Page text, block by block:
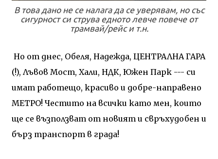
В това дано не се налага да се уверявам, но със
сигурност си струва едното левче повече от
трамвай/рейс и т.н.
Но от днес, Обеля, Надежда, ЦЕНТРАЛНА ГАРА
(!), Лъвов Мост, Хали, НДК, Южен Парк --- си
имат работещо, красиво и добре-направено
МЕТРО! Честито на всички като мен, които
ще се възползват от новият и свръхудобен и
бърз транспорт в града!